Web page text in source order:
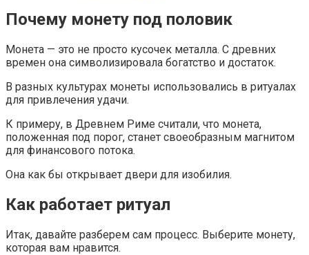
Почему монету под половик
Монета — это не просто кусочек металла. С древних
времен она символизировала богатство и достаток.
В разных культурах монеты использовались в ритуалах
для привлечения удачи.
К примеру, в Древнем Риме считали, что монета,
положенная под порог, станет своеобразным магнитом
для финансового потока.
Она как бы открывает двери для изобилия.
Как работает ритуал
Итак, давайте разберем сам процесс. Выберите монету,
которая вам нравится.